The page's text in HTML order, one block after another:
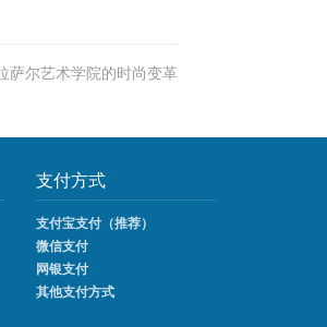
萨尔艺术学院的时尚变革
支付方式
支付宝支付（推荐）
微信支付
网银支付
其他支付方式